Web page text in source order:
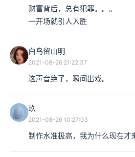
财富背后，总有犯罪。。。
一开场就引人入胜
白鸟留山明
2021-08-26 21:22:37
这声音绝了，瞬间出戏。
玖
2021-08-26 10:27:03
制作水准极高，我为什么现在才